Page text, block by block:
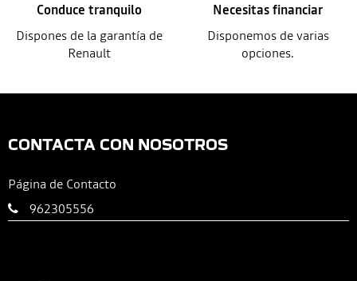
Conduce tranquilo
Dispones de la garantía de
Renault
Necesitas financiar
Disponemos de varias
opciones.
CONTACTA CON NOSOTROS
Página de Contacto
962305556